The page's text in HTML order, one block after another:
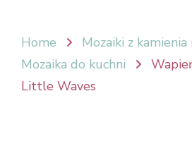
Home
Mozaiki z
Mozaika do kuchni
Little Waves